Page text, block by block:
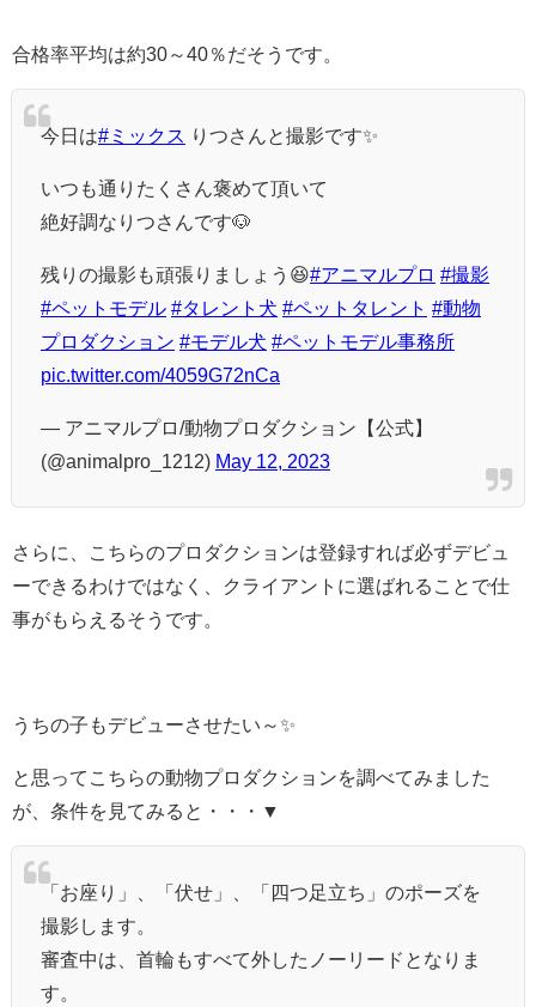
合格率平均は約30～40％だそうです。
今日は#ミックス りつさんと撮影です✨
いつも通りたくさん褒めて頂いて
絶好調なりつさんです🐶
残りの撮影も頑張りましょう😆#アニマルプロ #撮影
#ペットモデル #タレント犬 #ペットタレント #動物
プロダクション #モデル犬 #ペットモデル事務所
pic.twitter.com/4059G72nCa
— アニマルプロ/動物プロダクション【公式】
(@animalpro_1212) May 12, 2023
さらに、こちらのプロダクションは登録すれば必ずデビュ
ーできるわけではなく、クライアントに選ばれることで仕
事がもらえるそうです。
うちの子もデビューさせたい～✨
と思ってこちらの動物プロダクションを調べてみました
が、条件を見てみると・・・▼
「お座り」、「伏せ」、「四つ足立ち」のポーズを
撮影します。
審査中は、首輪もすべて外したノーリードとなりま
す。